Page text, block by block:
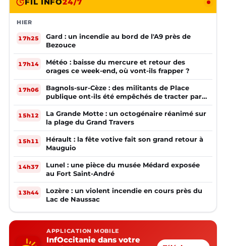
HIER
17h25
Gard : un incendie au bord de l'A9 près de
Bezouce
17h14
Météo : baisse du mercure et retour des
orages ce week-end, où vont-ils frapper ?
17h06
Bagnols-sur-Cèze : des militants de Place
publique ont-ils été empêchés de tracter par
la mairie ?
15h12
La Grande Motte : un octogénaire réanimé sur
la plage du Grand Travers
15h11
Hérault : la fête votive fait son grand retour à
Mauguio
14h37
Lunel : une pièce du musée Médard exposée
au Fort Saint-André
13h44
Lozère : un violent incendie en cours près du
Lac de Naussac
APPLICATION MOBILE
InfOccitanie dans votre